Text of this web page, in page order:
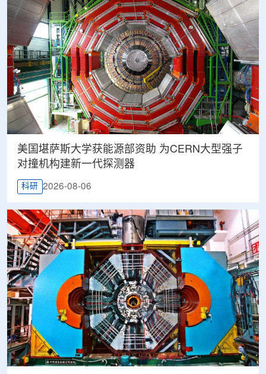
美国堪萨斯大学获能源部资助 为CERN大型强子
对撞机构建新一代探测器
科研 2026-08-06